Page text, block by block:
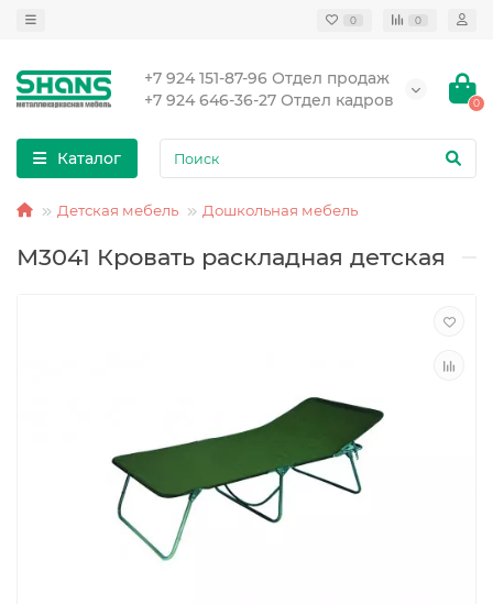
0 0
+7 924 151-87-96 Отдел продаж
+7 924 646-36-27 Отдел кадров
0
Каталог
Детская мебель Дошкольная мебель
М3041 Кровать раскладная детская